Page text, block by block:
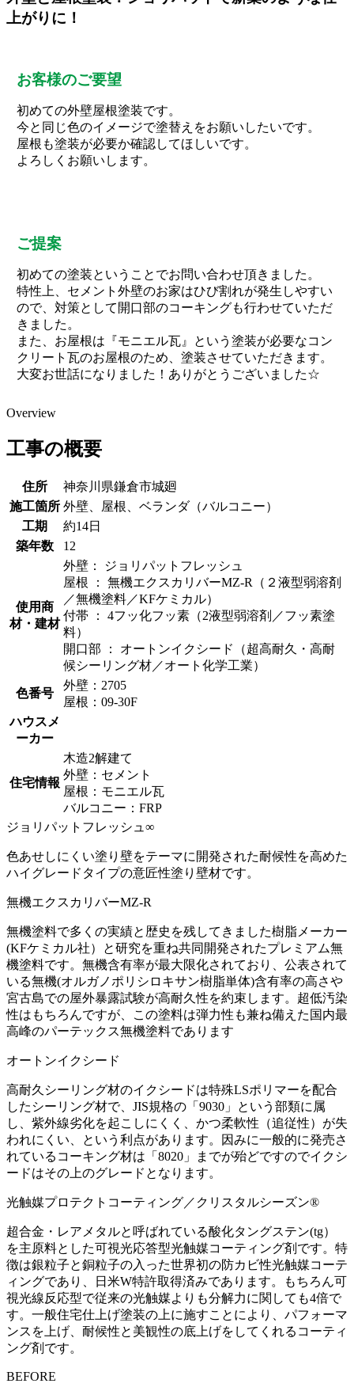
上がりに！
お客様のご要望
初めての外壁屋根塗装です。
今と同じ色のイメージで塗替えをお願いしたいです。
屋根も塗装が必要か確認してほしいです。
よろしくお願いします。
ご提案
初めての塗装ということでお問い合わせ頂きました。
特性上、セメント外壁のお家はひび割れが発生しやすい
ので、対策として開口部のコーキングも行わせていただ
きました。
また、お屋根は『モニエル瓦』という塗装が必要なコン
クリート瓦のお屋根のため、塗装させていただきます。
大変お世話になりました！ありがとうございました☆
Overview
工事の概要
住所
神奈川県鎌倉市城廻
施工箇所 外壁、屋根、ベランダ（バルコニー）
工期
約14日
築年数
12
使用商
材・建材
外壁： ジョリパットフレッシュ
屋根 ： 無機エクスカリバーMZ-R（２液型弱溶剤
／無機塗料／KFケミカル）
付帯 ： 4フッ化フッ素（2液型弱溶剤／フッ素塗
料）
開口部 ： オートンイクシード（超高耐久・高耐
候シーリング材／オート化学工業）
色番号
外壁：2705
屋根：09-30F
ハウスメ
ーカー
住宅情報
木造2解建て
外壁：セメント
屋根：モニエル瓦
バルコニー：FRP
ジョリパットフレッシュ∞
色あせしにくい塗り壁をテーマに開発された耐候性を高めた
ハイグレードタイプの意匠性塗り壁材です。
無機エクスカリバーMZ-R
無機塗料で多くの実績と歴史を残してきました樹脂メーカー
(KFケミカル社）と研究を重ね共同開発されたプレミアム無
機塗料です。無機含有率が最大限化されており、公表されて
いる無機(オルガノポリシロキサン樹脂単体)含有率の高さや
宮古島での屋外暴露試験が高耐久性を約束します。超低汚染
性はもちろんですが、この塗料は弾力性も兼ね備えた国内最
高峰のパーテックス無機塗料であります
オートンイクシード
高耐久シーリング材のイクシードは特殊LSポリマーを配合
したシーリング材で、JIS規格の「9030」という部類に属
し、紫外線劣化を起こしにくく、かつ柔軟性（追従性）が失
われにくい、という利点があります。因みに一般的に発売さ
れているコーキング材は「8020」までが殆どですのでイクシ
ードはその上のグレードとなります。
光触媒プロテクトコーティング／クリスタルシーズン®
超合金・レアメタルと呼ばれている酸化タングステン(tg）
を主原料とした可視光応答型光触媒コーティング剤です。特
徴は銀粒子と銅粒子の入った世界初の防カビ性光触媒コーテ
ィングであり、日米W特許取得済みであります。もちろん可
視光線反応型で従来の光触媒よりも分解力に関しても4倍で
す。一般住宅仕上げ塗装の上に施すことにより、パフォーマ
ンスを上げ、耐候性と美観性の底上げをしてくれるコーティ
ング剤です。
BEFORE